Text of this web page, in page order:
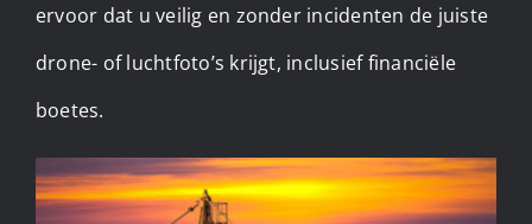
ervoor dat u veilig en zonder incidenten de juiste
drone- of luchtfoto’s krijgt, inclusief financiële
boetes.